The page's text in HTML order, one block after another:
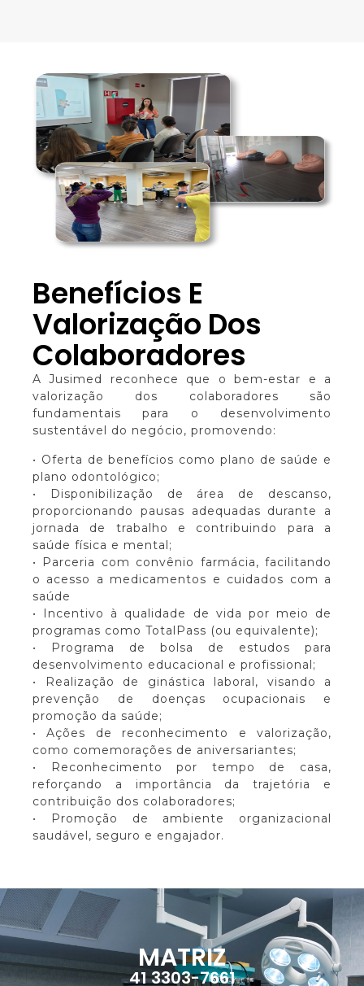
Benefícios E
Valorização Dos
Colaboradores
A Jusimed reconhece que o bem-estar e a
valorização dos colaboradores são
fundamentais para o desenvolvimento
sustentável do negócio, promovendo:
• Oferta de benefícios como plano de saúde e
plano odontológico;
• Disponibilização de área de descanso,
proporcionando pausas adequadas durante a
jornada de trabalho e contribuindo para a
saúde física e mental;
• Parceria com convênio farmácia, facilitando
o acesso a medicamentos e cuidados com a
saúde
• Incentivo à qualidade de vida por meio de
programas como TotalPass (ou equivalente);
• Programa de bolsa de estudos para
desenvolvimento educacional e profissional;
• Realização de ginástica laboral, visando a
prevenção de doenças ocupacionais e
promoção da saúde;
• Ações de reconhecimento e valorização,
como comemorações de aniversariantes;
• Reconhecimento por tempo de casa,
reforçando a importância da trajetória e
contribuição dos colaboradores;
• Promoção de ambiente organizacional
saudável, seguro e engajador.
MATRIZ
41 3303-7661